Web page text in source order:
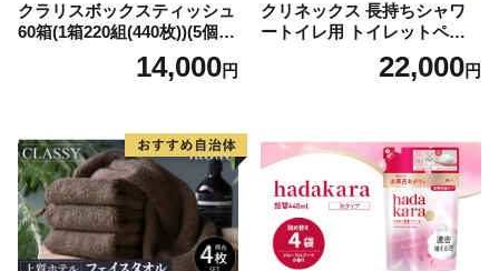
クラリスボックスティッシュ
60箱(1箱220組(440枚))(5個入
り×12セット)【1256759】
14,000円
クリネックス 長持ちシャワ
ートイレ用 トイレットペー
パー（ダブル）64ロール(8ロ
ール×8パック) 開成町 トイレ
蓄 防災 エコ 消耗品 生活雑貨
生活用品 無香料 トイレット
ペーパー ダブル といれっと
ぺーぱー トイレ クレシア ト
イレットペーパー [BDBH002
-1]
22,000円